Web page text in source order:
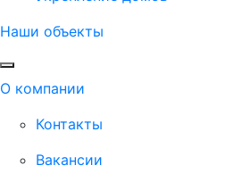
Наши объекты
О компании
Контакты
Вакансии